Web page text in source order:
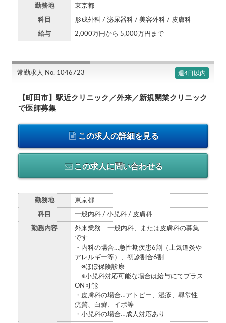
勤務地 東京都
科目 形成外科 / 泌尿器科 / 美容外科 / 皮膚科
給与 2,000万円から 5,000万円まで
常勤求人 No. 1046723 週4日以内
【町田市】駅近クリニック／外来／新規開業クリニック
で医師募集
この求人の詳細を見る
この求人に問い合わせる
勤務地 東京都
科目 一般内科 / 小児科 / 皮膚科
勤務内容
外来業務 一般内科、または皮膚科の募集
です
・内科の場合…急性期疾患6割（上気道炎や
アレルギー等）、初診割合6割
※ほぼ保険診療
※小児科対応可能な場合は給与にてプラス
ON可能
・皮膚科の場合…アトピー、湿疹、尋常性
疣贅、白癬、イボ等
・小児科の場合…成人対応あり